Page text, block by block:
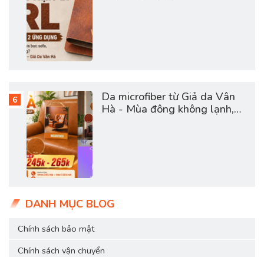
Da microfiber từ Giả da Vân
Hà - Mùa đông không lạnh,
DANH MỤC BLOG
Chính sách bảo mật
Chính sách vận chuyển